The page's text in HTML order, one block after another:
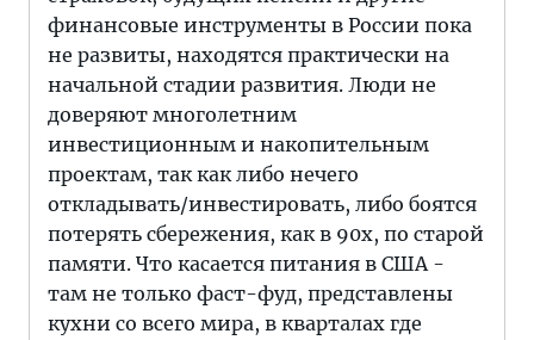
финансовые инструменты в России пока
не развиты, находятся практически на
начальной стадии развития. Люди не
доверяют многолетним
инвестиционным и накопительным
проектам, так как либо нечего
откладывать/инвестировать, либо боятся
потерять сбережения, как в 90х, по старой
памяти. Что касается питания в США -
там не только фаст-фуд, представлены
кухни со всего мира, в кварталах где